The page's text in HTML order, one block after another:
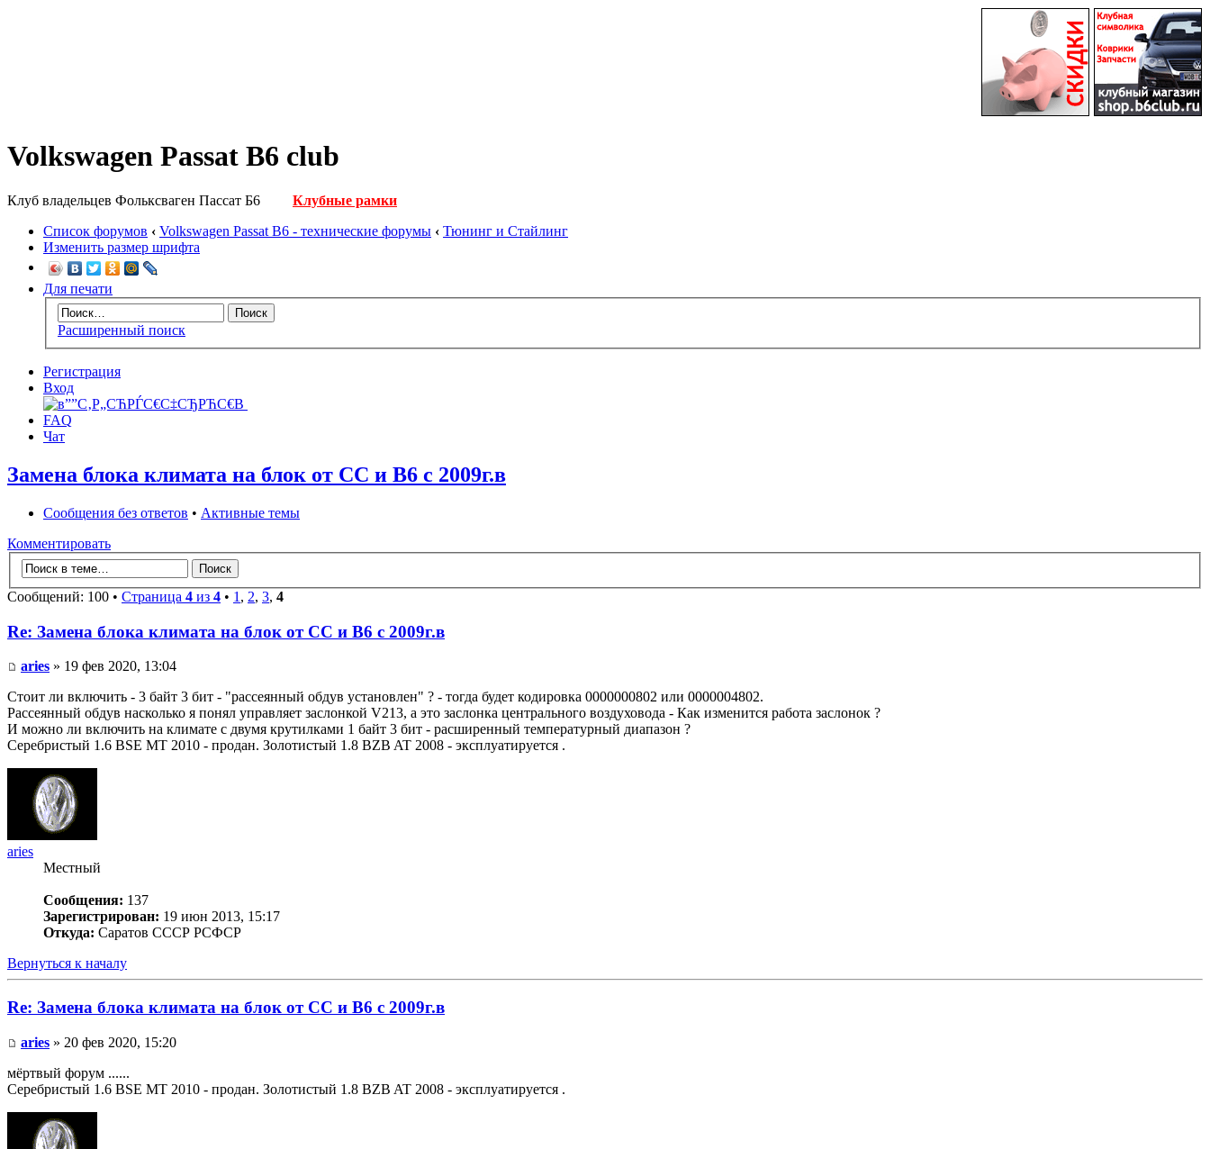
Volkswagen Passat B6 club
Клуб владельцев Фольксваген Пассат Б6
Клубные рамки
Список форумов ‹ Volkswagen Passat B6 - технические форумы ‹ Тюнинг и Стайлинг
Изменить размер шрифта
Для печати
Расширенный поиск
Регистрация
Вход
FAQ
Чат
Замена блока климата на блок от CC и B6 c 2009г.в
Сообщения без ответов • Активные темы
Комментировать
Сообщений: 100 • Страница 4 из 4 • 1 , 2, 3, 4
Re: Замена блока климата на блок от CC и B6 c 2009г.в
aries » 19 фев 2020, 13:04
Стоит ли включить - 3 байт 3 бит - "рассеянный обдув установлен" ? - тогда будет кодировка 0000000802 или 0000004802.
Рассеянный обдув насколько я понял управляет заслонкой V213, а это заслонка центрального воздуховода - Как изменится работа заслонок ?
И можно ли включить на климате с двумя крутилками 1 байт 3 бит - расширенный температурный диапазон ?
Серебристый 1.6 BSE MT 2010 - продан. Золотистый 1.8 BZB AT 2008 - эксплуатируется .
aries
Местный
Сообщения: 137
Зарегистрирован: 19 июн 2013, 15:17
Откуда: Саратов СССР РСФСР
Вернуться к началу
Re: Замена блока климата на блок от CC и B6 c 2009г.в
aries » 20 фев 2020, 15:20
мёртвый форум ......
Серебристый 1.6 BSE MT 2010 - продан. Золотистый 1.8 BZB AT 2008 - эксплуатируется .